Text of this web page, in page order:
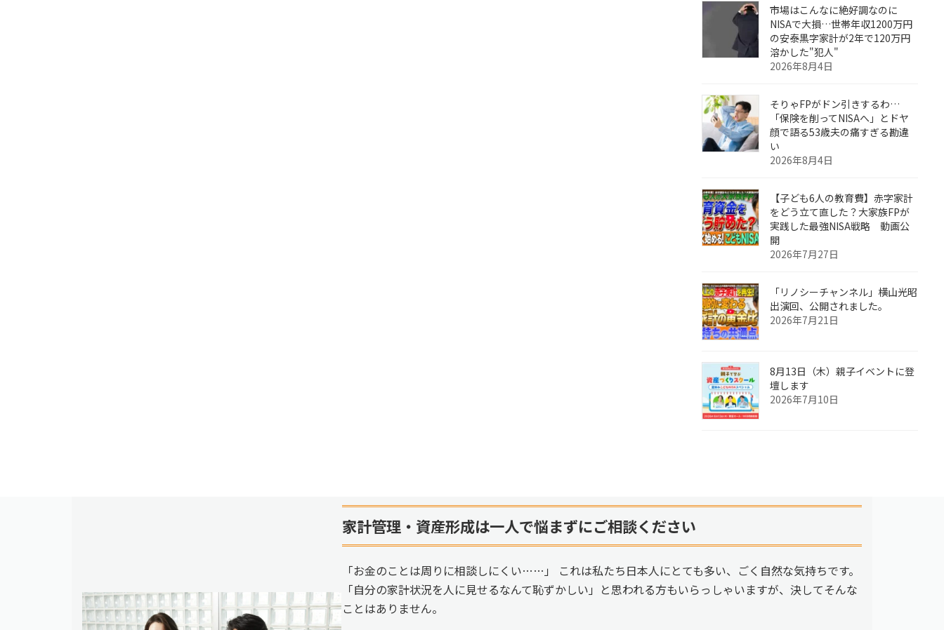
市場はこんなに絶好調なのに
NISAで大損…世帯年収1200万円
の安泰黒字家計が2年で120万円
溶かした"犯人"
2026年8月4日
そりゃFPがドン引きするわ…
「保険を削ってNISAへ」とドヤ
顔で語る53歳夫の痛すぎる勘違
い
2026年8月4日
【子ども6人の教育費】赤字家計
をどう立て直した？大家族FPが
実践した最強NISA戦略 動画公
開
2026年7月27日
「リノシーチャンネル」横山光昭
出演回、公開されました。
2026年7月21日
8月13日（木）親子イベントに登
壇します
2026年7月10日
家計管理・資産形成は一人で悩まずにご相談ください
「お金のことは周りに相談しにくい……」 これは私たち日本人にとても多い、ごく自然な気持ちです。
「自分の家計状況を人に見せるなんて恥ずかしい」と思われる方もいらっしゃいますが、決してそんな
ことはありません。